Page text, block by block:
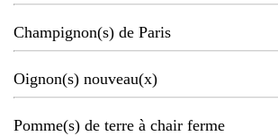
Champignon(s) de Paris
Oignon(s) nouveau(x)
Pomme(s) de terre à chair ferme